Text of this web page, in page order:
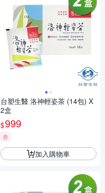
台塑生醫 洛神輕姿茶 (14包) X
2盒
$999
券
加入購物車